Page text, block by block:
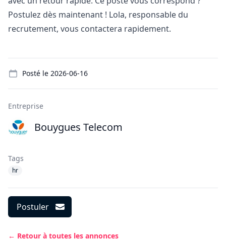
Postulez dès maintenant ! Lola, responsable du
recrutement, vous contactera rapidement.
Posté le 2026-06-16
Entreprise
Bouygues Telecom
Tags
hr
Postuler
← Retour à toutes les annonces